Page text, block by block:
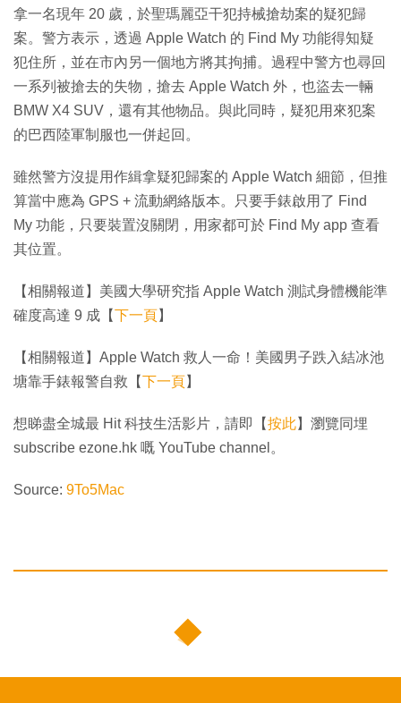
拿一名現年 20 歲，於聖瑪麗亞干犯持械搶劫案的疑犯歸
案。警方表示，透過 Apple Watch 的 Find My 功能得知疑
犯住所，並在市內另一個地方將其拘捕。過程中警方也尋回
一系列被搶去的失物，搶去 Apple Watch 外，也盜去一輛
BMW X4 SUV，還有其他物品。與此同時，疑犯用來犯案
的巴西陸軍制服也一併起回。
雖然警方沒提用作緝拿疑犯歸案的 Apple Watch 細節，但推
算當中應為 GPS + 流動網絡版本。只要手錶啟用了 Find
My 功能，只要裝置沒關閉，用家都可於 Find My app 查看
其位置。
【相關報道】美國大學研究指 Apple Watch 測試身體機能準
確度高達 9 成【下一頁】
【相關報道】Apple Watch 救人一命！美國男子跌入結冰池
塘靠手錶報警自救【下一頁】
想睇盡全城最 Hit 科技生活影片，請即【按此】瀏覽同埋
subscribe ezone.hk 嘅 YouTube channel。
Source: 9To5Mac